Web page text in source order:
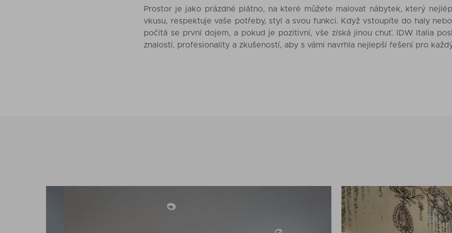
Prostor je jako prázdné plátno, na které můžete malovat nábytek, který
vkusu, respektuje vaše potřeby, styl a svou funkci. Když vstoupíte do haly
počítá se první dojem, a pokud je pozitivní, vše získá jinou chuť. IDW Italia
znalostí, profesionality a zkušeností, aby s vámi navrhla nejlepší řešení pro